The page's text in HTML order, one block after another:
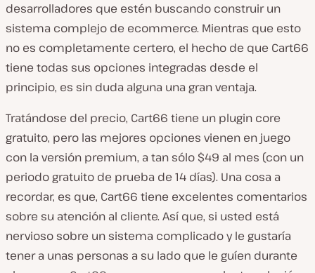
desarrolladores que estén buscando construir un
sistema complejo de ecommerce. Mientras que esto
no es completamente certero, el hecho de que Cart66
tiene todas sus opciones integradas desde el
principio, es sin duda alguna una gran ventaja.
Tratándose del precio, Cart66 tiene un plugin core
gratuito, pero las mejores opciones vienen en juego
con la versión premium, a tan sólo $49 al mes (con un
periodo gratuito de prueba de 14 días). Una cosa a
recordar, es que, Cart66 tiene excelentes comentarios
sobre su atención al cliente. Así que, si usted está
nervioso sobre un sistema complicado y le gustaría
tener a unas personas a su lado que le guíen durante